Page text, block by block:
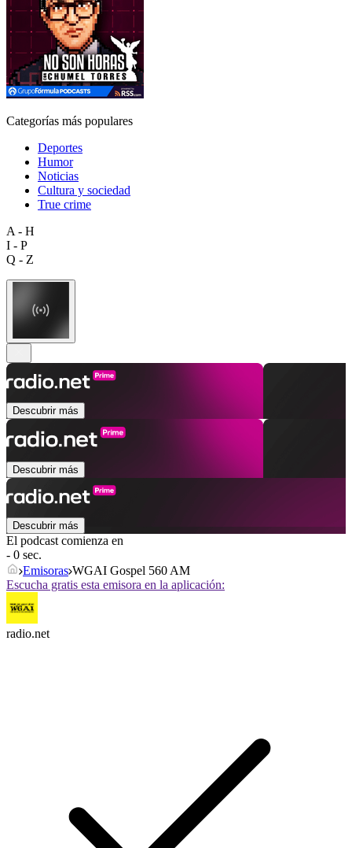
Categorías más populares
Deportes
Humor
Noticias
Cultura y sociedad
True crime
A - H
I - P
Q - Z
Descubrir más
Descubrir más
Descubrir más
El podcast comienza en
- 0 sec.
Emisoras WGAI Gospel 560 AM
Escucha gratis esta emisora en la aplicación:
radio.net